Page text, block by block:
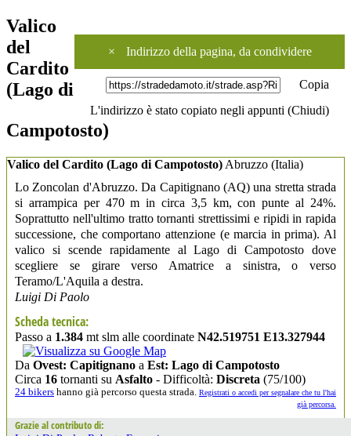
× Indirizzo della pagina, da condividere
Copia
L'indirizzo è stato copiato negli appunti (Chiudi)
Valico
del
Cardito
(Lago di
Campotosto)
Valico del Cardito (Lago di Campotosto) Abruzzo (Italia)
Lo Zoncolan d'Abruzzo. Da Capitignano (AQ) una stretta strada
si arrampica per 470 m in circa 3,5 km, con punte al 24%.
Soprattutto nell'ultimo tratto tornanti strettissimi e ripidi in rapida
successione, che comportano attenzione (e marcia in prima). Al
valico si scende rapidamente al Lago di Campotosto dove
scegliere se girare verso Amatrice a sinistra, o verso
Teramo/L'Aquila a destra.
Luigi Di Paolo
Scheda tecnica:
Passo a 1.384 mt slm alle coordinate N42.519751 E13.327944
Da Ovest: Capitignano a Est: Lago di Campotosto
Circa 16 tornanti su Asfalto - Difficoltà: Discreta (75/100)
24 bikers hanno già percorso questa strada. Registrati o accedi per segnalare che tu l'hai
già percorsa.
Grazie al contributo di: